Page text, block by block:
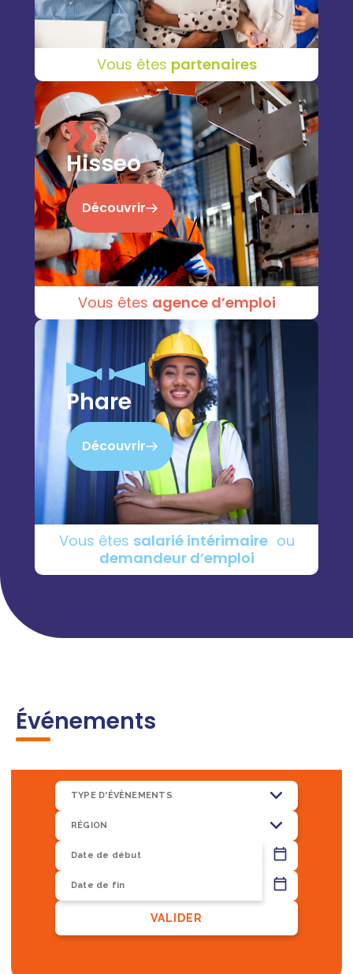
Vous êtes partenaires
Hisseo
Découvrir
Vous êtes agence d’emploi
Phare
Découvrir
Vous êtes salarié intérimaireou
demandeur d’emploi
Événements
TYPE D'ÉVÈNEMENTS
RÉGION
VALIDER
13